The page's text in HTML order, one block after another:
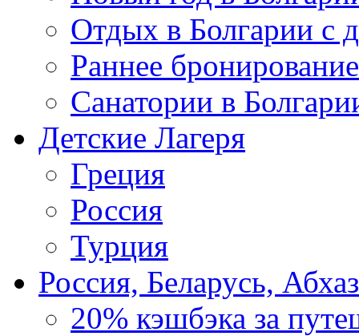
Отдых в Болгарии с
Раннее
Санатории в
Детские Лагеря
Греция
Россия
Турция
Россия, Беларусь,
20% кэшбэка за